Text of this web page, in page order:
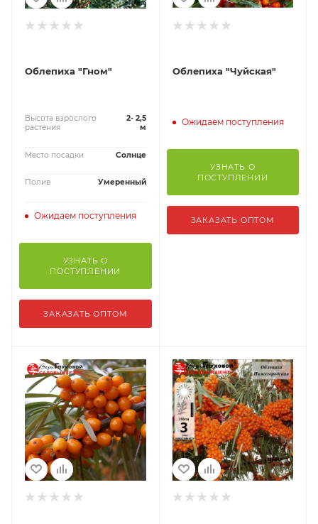
Облепиха "Гном"
Высота взрослого
растения
2- 2,5
м
Место посадки Солнце
Полив Умеренный
Ожидаем поступления
УЗНАТЬ О
ПОСТУПЛЕНИИ
ЗАКАЗАТЬ ОПТОМ
Облепиха "Чуйская"
Ожидаем поступления
УЗНАТЬ О
ПОСТУПЛЕНИИ
ЗАКАЗАТЬ ОПТОМ